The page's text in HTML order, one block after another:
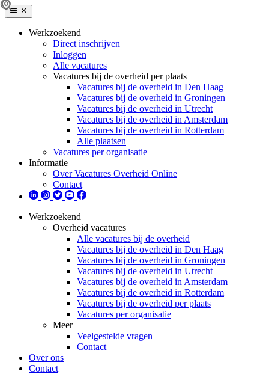
Werkzoekend
Direct inschrijven
Inloggen
Alle vacatures
Vacatures bij de overheid per plaats
Vacatures bij de overheid in Den Haag
Vacatures bij de overheid in Groningen
Vacatures bij de overheid in Utrecht
Vacatures bij de overheid in Amsterdam
Vacatures bij de overheid in Rotterdam
Alle plaatsen
Vacatures per organisatie
Informatie
Over Vacatures Overheid Online
Contact
Werkzoekend
Overheid vacatures
Alle vacatures bij de overheid
Vacatures bij de overheid in Den Haag
Vacatures bij de overheid in Groningen
Vacatures bij de overheid in Utrecht
Vacatures bij de overheid in Amsterdam
Vacatures bij de overheid in Rotterdam
Vacatures bij de overheid per plaats
Vacatures per organisatie
Meer
Veelgestelde vragen
Contact
Over ons
Contact